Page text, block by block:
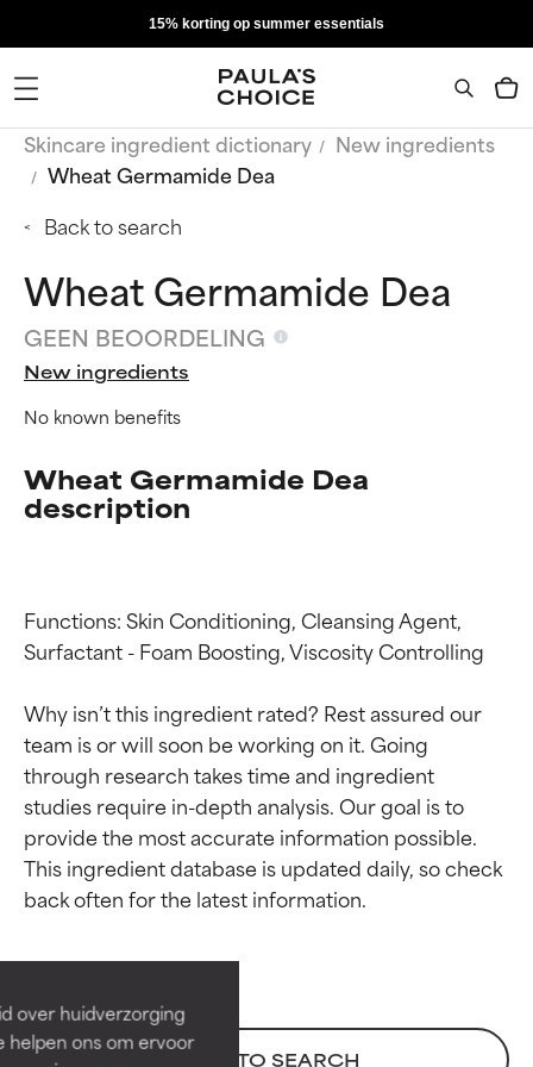
over huidverzorging
helpen ons om ervoor
15% korting op summer essentials
Skincare ingredient dictionary
New ingredients
Wheat Germamide Dea
Back to search
Wheat Germamide Dea
GEEN BEOORDELING
New ingredients
No known benefits
Wheat Germamide Dea
description
Functions: Skin Conditioning, Cleansing Agent,
Surfactant - Foam Boosting, Viscosity Controlling
Why isn’t this ingredient rated? Rest assured our
team is or will soon be working on it. Going
through research takes time and ingredient
studies require in-depth analysis. Our goal is to
provide the most accurate information possible.
This ingredient database is updated daily, so check
BACK TO SEARCH
Beoordelingen van
ingrediënten
Bewezen en ondersteund door
onafhankelijk onderzoek.
Beoordelingen van
ingrediënten
Bewezen en ondersteund door
onafhankelijk onderzoek.